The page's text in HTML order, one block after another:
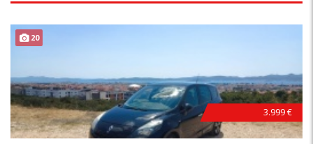
20
3.999 €